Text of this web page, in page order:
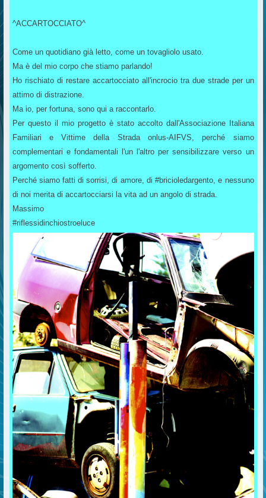
^ACCARTOCCIATO^
Come un quotidiano già letto, come un tovagliolo usato.
Ma è del mio corpo che stiamo parlando!
Ho rischiato di restare accartocciato all'incrocio tra due strade per un
attimo di distrazione.
Ma io, per fortuna, sono qui a raccontarlo.
Per questo il mio progetto è stato accolto dall'Associazione Italiana
Familiari e Vittime della Strada onlus-AIFVS, perché siamo
complementari e fondamentali l'un l'altro per sensibilizzare verso un
argomento così sofferto.
Perché siamo fatti di sorrisi, di amore, di #bricioledargento, e nessuno
di noi merita di accartocciarsi la vita ad un angolo di strada.
Massimo
#riflessidinchiostroeluce